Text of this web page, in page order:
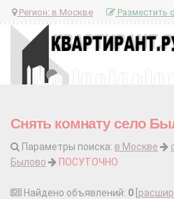
Регион: в Москве Разместить
Снять комнату село
Параметры поиска: в Москве
Былово
ПОСУТОЧНО
Найдено объявлений: 0